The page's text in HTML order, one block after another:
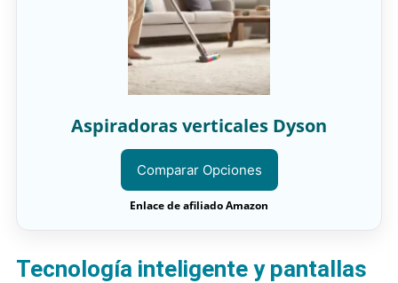
Aspiradoras verticales Dyson
Comparar Opciones
Enlace de afiliado Amazon
Tecnología inteligente y pantallas